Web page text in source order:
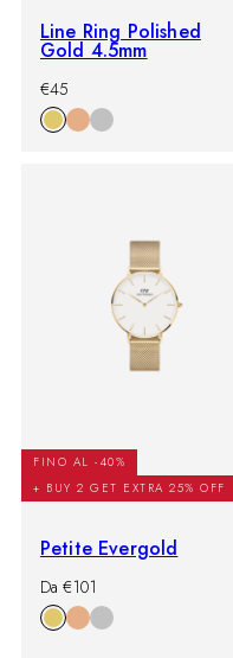
Line Ring Polished
Gold 4.5mm
-
%
Prezzo
di
listino
€45
FINO AL -40%
+ BUY 2 GET EXTRA 25% OFF
Petite Evergold
-
%
Prezzo
di
listino
Da €101